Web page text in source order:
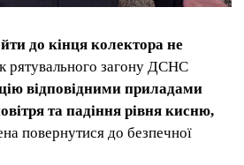
до кінця колектора не
рятувального загону ДСНС
відповідними приладами
та падіння рівня кисню,
повернутися до безпечної